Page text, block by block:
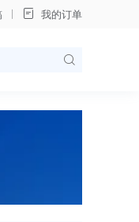
我的订单